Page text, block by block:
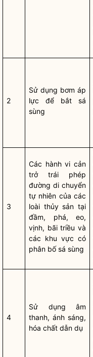
2
Sử dụng bơm áp
lực để bắt sá
sùng
3
Các hành vi cản
trở trái phép
đường di chuyển
tự nhiên của các
loài thủy sản tại
đầm, phá, eo,
vịnh, bãi triều và
các khu vực có
phân bố sá sùng
4
Sử dụng âm
thanh, ánh sáng,
hóa chất dẫn dụ